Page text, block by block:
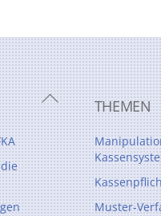
Back
To
Top
THEMEN
Muster-